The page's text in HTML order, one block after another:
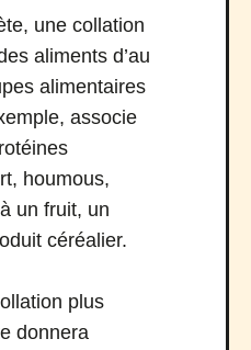
une collation
aliments d’au
alimentaires
associe
houmous,
un fruit, un
céréalier.
plus
donnera